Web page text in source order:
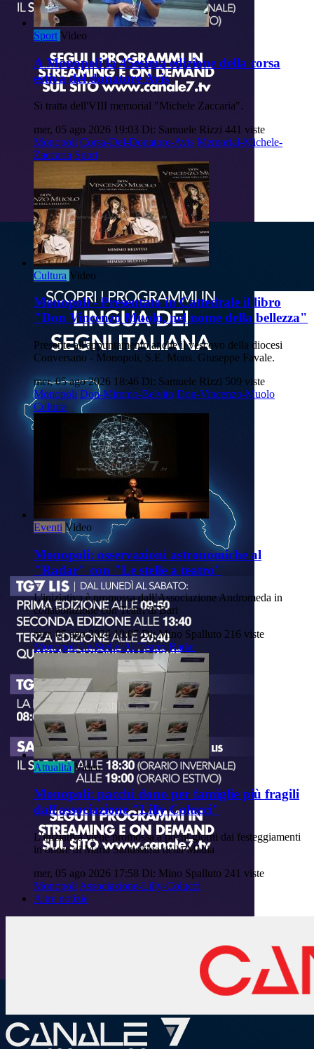
Sport Video
A Monopoli la 45esima edizione della corsa
estiva del donatore Avis
Si tratta dell'VIII memorial "Michele Zaccaria".
mer, 05 ago 2026 19:03 Di: Samuele Rizzi 441 viste
Monopoli Corsa-Del-Donatore-Avis Memorial-Michele-
Zaccaria Sport
Cultura Video
Monopoli - Presentato in Cattedrale il libro
"Don Vincenzo Muolo, nel nome della bellezza"
Presente all'appuntamento anche il vescovo della diocesi
Conversano - Monopoli, S.E. Mons. Giuseppe Favale.
mer, 05 ago 2026 18:46 Di: Samuele Rizzi 509 viste
Monopoli Don-Mimmo-Belvito Don-Vincenzo-Muolo
Cultura
Eventi Video
Monopoli: osservazioni astronomiche al
"Radar" con "Le stelle a teatro"
L'iniziativa è promossa dall’Associazione Andromeda in
collaborazione con Teatri di Bari
mer, 05 ago 2026 18:07 Di: Mino Spalluto 216 viste
Monopoli Le-Stelle-Al-Teatro Radar
Attualità Video
Monopoli: pacchi dono per famiglie più fragili
dall'associazione "Lilly Colucci"
L'iniziativa viene promossa a pochi giorni dai festeggiamenti
in onore di Maria Santissima della Madia
mer, 05 ago 2026 17:58 Di: Mino Spalluto 241 viste
Monopoli Associazione-Lilly-Colucci
Altre notizie